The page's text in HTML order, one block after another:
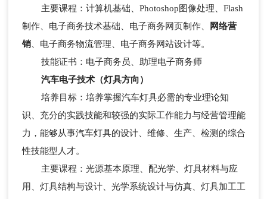
主要课程：计算机基础、Photoshop图像处理、Flash
制作、电子商务技术基础、电子商务网页制作、
网络营
销、电子商务物流管理、电子商务网站设计等。
技能证书：电子商务员、助理电子商务师
汽车电子技术（灯具方向）
培养目标：培养掌握汽车灯具必需的专业理论知
识、充分的实践技能和较强的实际工作能力与经营管理能
力，能够从事汽车灯具的设计、维修、生产、检测的综合
性技能型人才。
主要课程：光源基本原理、配光学、灯具材料与应
用、灯具结构与设计、光学系统设计与仿真、灯具加工工